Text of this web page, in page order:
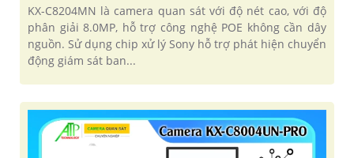
KX-C8204MN là camera quan sát với độ nét cao, với độ
phân giải 8.0MP, hỗ trợ công nghệ POE không cần dây
nguồn. Sử dụng chip xử lý Sony hỗ trợ phát hiện chuyển
động giám sát ban...